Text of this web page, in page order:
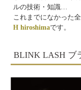
ルの技術・知識…
これまでになかった
H hiroshimaです。
BLINK LASH ブ